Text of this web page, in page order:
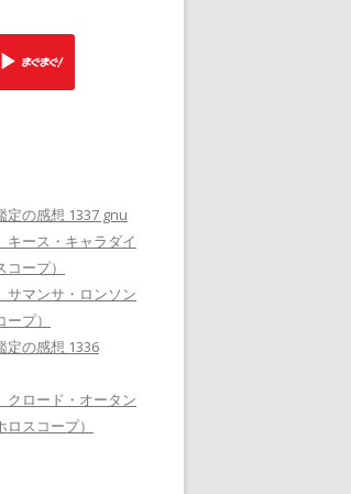
▶︎
の感想 1337 gnu
ース・キャラダイ
ープ）
マンサ・ロンソン
プ）
の感想 1336
ロード・オータン
スコープ）